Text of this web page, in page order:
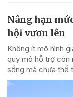
Nâng hạn
hội vươn lên
Không ít mô hình
quy mô hỗ trợ còn
sống mà chưa thể